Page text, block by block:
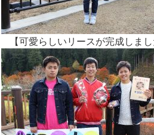
【可愛らしいリースが完成しまし